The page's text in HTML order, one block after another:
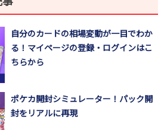
自分のカードの相場変動が一目でわか
る！マイページの登録・ログインはこ
ちらから
ポケカ開封シミュレーター！パック開
封をリアルに再現